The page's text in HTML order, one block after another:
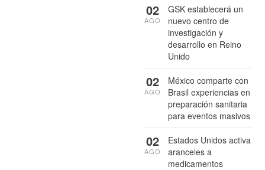
GSK establecerá un
nuevo centro de
investigación y
desarrollo en Reino
Unido
02
AGO
México comparte con
Brasil experiencias en
preparación sanitaria
para eventos masivos
02
AGO
Estados Unidos activa
aranceles a
medicamentos
02
AGO